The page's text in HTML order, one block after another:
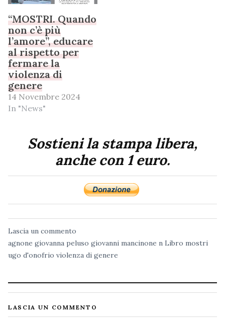
“MOSTRI. Quando
non c’è più
l’amore”, educare
al rispetto per
fermare la
violenza di
genere
14 Novembre 2024
In "News"
Sostieni la stampa libera,
anche con 1 euro.
Lascia un commento
agnone giovanna peluso giovanni mancinone n Libro mostri
ugo d'onofrio violenza di genere
LASCIA UN COMMENTO